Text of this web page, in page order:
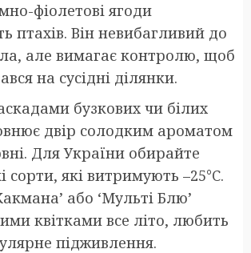
фіолетові ягоди
птахів. Він невибагливий до
але вимагає контролю, щоб
на сусідні ділянки.
бузкових чи білих
двір солодким ароматом
Для України обирайте
сорти, які витримують –25°C.
або ‘Мульті Блю’
квітками все літо, любить
підживлення.